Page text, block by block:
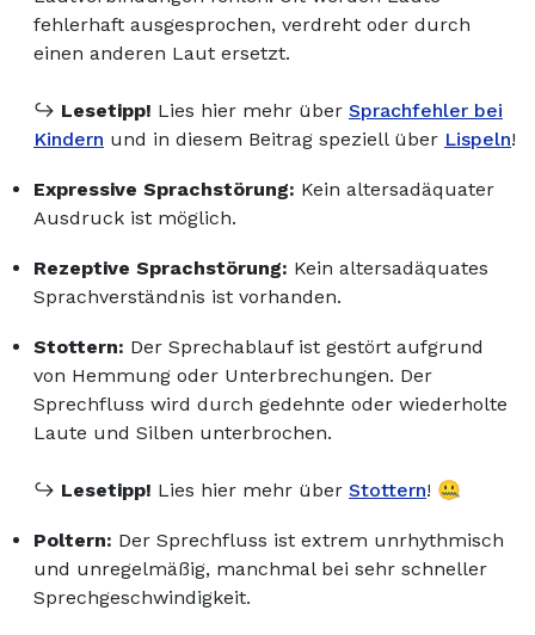
fehlerhaft ausgesprochen, verdreht oder durch
einen anderen Laut ersetzt.
↪️ Lesetipp! Lies hier mehr über Sprachfehler bei
Kindern und in diesem Beitrag speziell über Lispeln!
Expressive Sprachstörung: Kein altersadäquater
Ausdruck ist möglich.
Rezeptive Sprachstörung: Kein altersadäquates
Sprachverständnis ist vorhanden.
Stottern: Der Sprechablauf ist gestört aufgrund
von Hemmung oder Unterbrechungen. Der
Sprechfluss wird durch gedehnte oder wiederholte
Laute und Silben unterbrochen.
↪️ Lesetipp! Lies hier mehr über Stottern! 🤐
Poltern: Der Sprechfluss ist extrem unrhythmisch
und unregelmäßig, manchmal bei sehr schneller
Sprechgeschwindigkeit.